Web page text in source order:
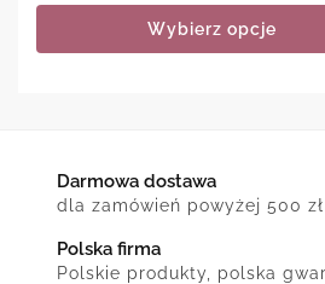
Wybierz opcje
Darmowa dostawa
dla zamówień powyżej 500 zł
Polska firma
Polskie produkty, polska